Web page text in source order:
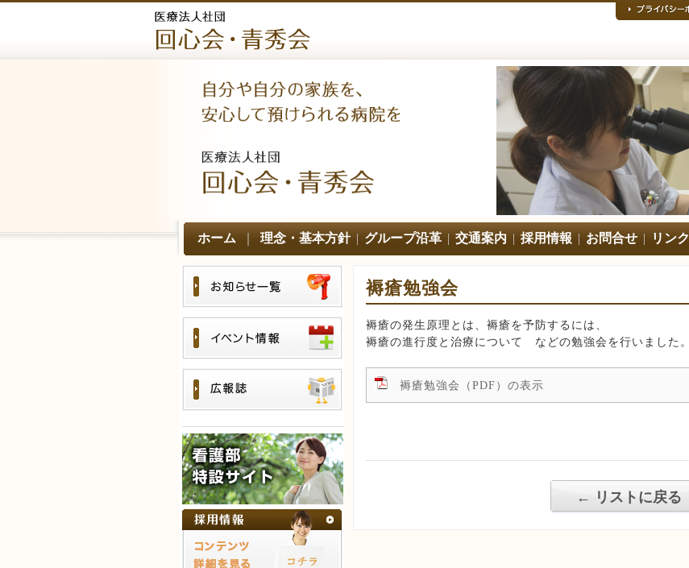
ホーム 理念・基本方針 | グループ沿革 | 交通案内 | 採用情報 | お問合せ | リンク
褥瘡勉強会
褥瘡の発生原理とは、褥瘡を予防するには、
褥瘡の進行度と治療について などの勉強会を行いました。
褥瘡勉強会（PDF）の表示